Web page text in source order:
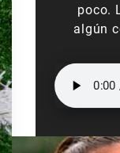
poco.
algún